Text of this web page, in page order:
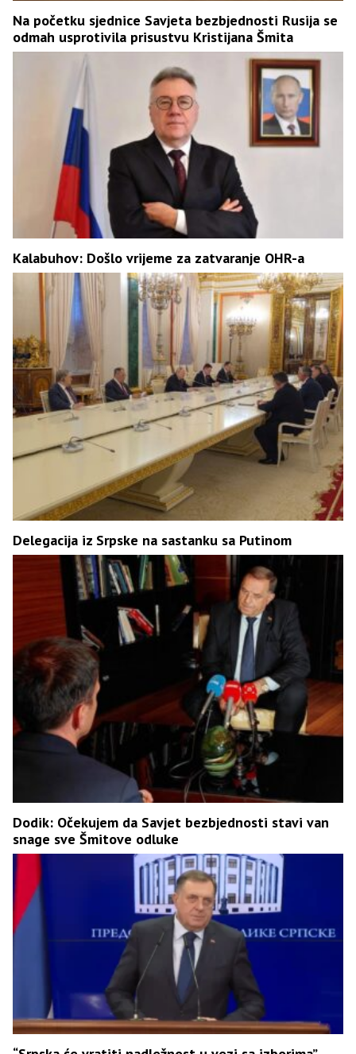
Na početku sjednice Savjeta bezbjednosti Rusija se
odmah usprotivila prisustvu Kristijana Šmita
Kalabuhov: Došlo vrijeme za zatvaranje OHR-a
Delegacija iz Srpske na sastanku sa Putinom
Dodik: Očekujem da Savjet bezbjednosti stavi van
snage sve Šmitove odluke